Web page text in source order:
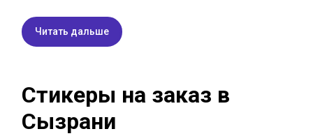
Читать дальше
Стикеры на заказ в
Сызрани